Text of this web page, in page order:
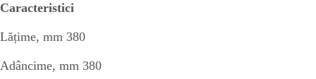
Caracteristici
Lățime, mm 380
Adâncime, mm 380